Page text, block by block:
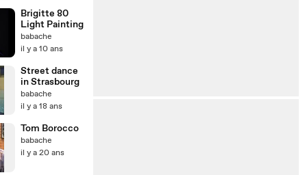
Brigitte 80
Light Painting
babache
il y a 10 ans
Street dance
in Strasbourg
babache
il y a 18 ans
Tom Borocco
babache
il y a 20 ans